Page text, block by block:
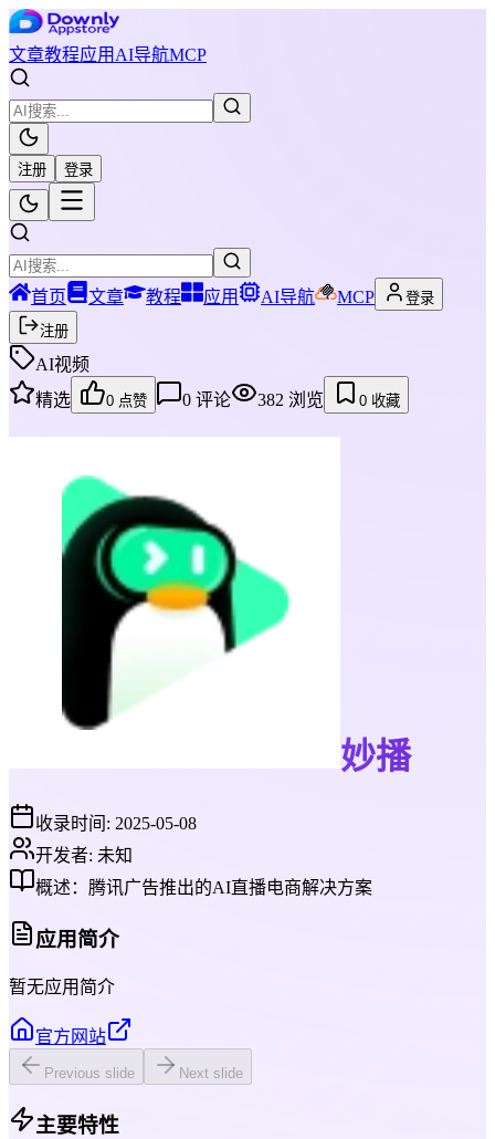
文章教程应用 AI导航MCP
注册 登录
首页 文章 教程 应用 AI导航 MCP
登录
注册
AI视频
精选
0 点赞 0 评论 382 浏览 0 收藏
妙播
收录时间: 2025-05-08
开发者: 未知
概述： 腾讯广告推出的AI直播电商解决方案
应用简介
暂无应用简介
官方网站
Previous slide Next slide
主要特性